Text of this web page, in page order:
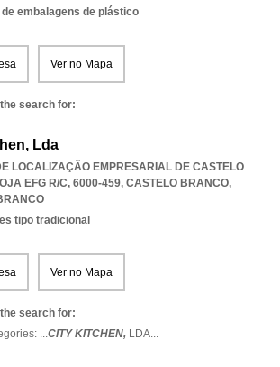
embalagens de plástico
Ver no Mapa
search for:
Lda
LOCALIZAÇÃO EMPRESARIAL DE CASTELO
EFG R/C, 6000-459, CASTELO BRANCO,
tipo tradicional
Ver no Mapa
search for:
...CITY KITCHEN, LDA...